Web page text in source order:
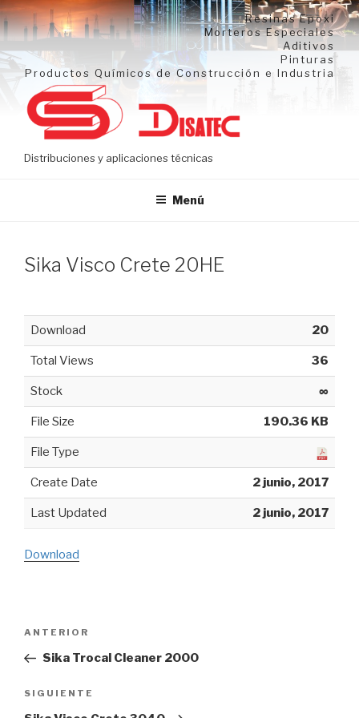
Ir
al
contenido
Resinas Epoxi
Morteros Especiales
Aditivos
Pinturas
Productos Químicos de Construcción e Industria
Distribuciones y aplicaciones técnicas
Menú
Sika Visco Crete 20HE
Download 20
Total Views 36
Stock ∞
File Size 190.36 KB
File Type
Create Date 2 junio, 2017
Last Updated 2 junio, 2017
Download
Navegación
Entrada
anterior:
ANTERIOR
Sika Trocal Cleaner 2000
Siguiente
entrada
SIGUIENTE